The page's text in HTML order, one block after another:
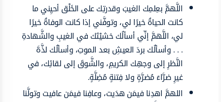
اللَّهمَّ بعِلمِك الغيبَ وقدرتِك على الخَلْق أحيِني ما
كانت الحياةُ خيرًا لي، وتوفَّني إذا كانت الوفاةُ خيرًا
لي، اللَّهمَّ إنِّي أسألُك خشيْتَك في الغيبِ والشَّهادةِ
. . . وأسألُك بردَ العيشِ بعد الموتِ، وأسألُك لذَّةَ
النَّظرِ إلى وجهِك الكريمِ، والشَّوقَ إلى لقائِك، في
غيرِ ضرَّاءَ مُضرَّةٍ ولا فِتنةٍ مُضِلَّةٍ.
اللهمَّ اهدِنا فيمَن هدَيت، وعافِنا فيمَن عافيت وتولَّنا